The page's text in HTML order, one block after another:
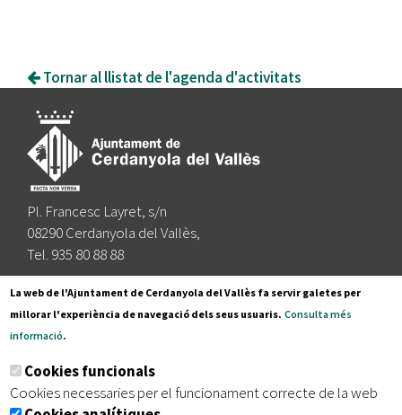
Tornar al llistat de l'agenda d'activitats
Pl. Francesc Layret, s/n
08290 Cerdanyola del Vallès,
Tel. 935 80 88 88
Segueix-nos a:
Subscriu-te al nostre butlletí
La web de l'Ajuntament de Cerdanyola del Vallès fa servir galetes per
millorar l'experiència de navegació dels seus usuaris. Consulta més
informació.
Cookies funcionals
Cookies necessaries per el funcionament correcte de la web